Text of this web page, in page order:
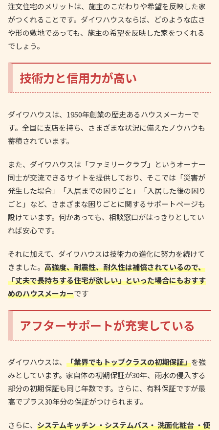
注文住宅のメリットは、施主のこだわりや希望を反映した家
がつくれることです。ダイワハウスならば、どのような広さ
や形の敷地であっても、施主の希望を反映した家をつくれる
でしょう。
技術力と信用力が高い
ダイワハウスは、1950年創業の歴史あるハウスメーカーで
す。全国に支店を持ち、さまざまな状況に備えたノウハウも
蓄積されています。
また、ダイワハウスは「ファミリークラブ」というオーナー
同士が交流できるサイトを提供しており、そこでは「災害が
発生した場合」「入居までの困りごと」「入居した後の困り
ごと」など、さまざまな困りごとに関するサポートページも
設けています。何かあっても、相談窓口がはっきりとしてい
れば安心です。
それに加えて、ダイワハウスは技術力の進化に努力を続けて
きました。 高強度、耐震性、耐久性は補償されているので、
「丈夫で長持ちする住宅が欲しい」といった場合にもおすす
めのハウスメーカーです
アフターサポートが充実している
ダイワハウスは、 「業界でもトップクラスの初期保証」を強
みとしています。家自体の初期保証が30年、雨水の侵入する
部分の初期保証も同じ年数です。さらに、有料保証ですが最
高でプラス30年分の保証がつけられます。
さらに、 システムキッチン ・システムバス・ 洗面化粧台 ・便